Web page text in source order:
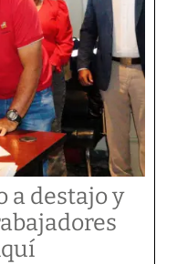
a destajo y